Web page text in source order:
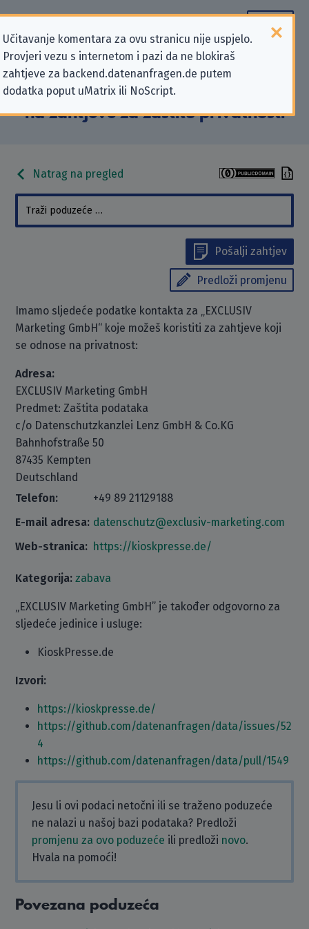
Učitavanje komentara za ovu stranicu nije uspjelo.
Provjeri vezu s internetom i pazi da ne blokiraš
zahtjeve za backend.datenanfragen.de putem
dodatka poput uMatrix ili NoScript.
Podaci kontakta „EXCLUSIV
Marketing GmbH” koji se odnose
na zahtjeve za zaštitu privatnosti
Natrag na pregled
Pošalji zahtjev
Predloži promjenu
Imamo sljedeće podatke kontakta za „EXCLUSIV
Marketing GmbH“ koje možeš koristiti za zahtjeve koji
se odnose na privatnost:
Adresa:
EXCLUSIV Marketing GmbH
Predmet: Zaštita podataka
c/o Datenschutzkanzlei Lenz GmbH & Co.KG
Bahnhofstraße 50
87435 Kempten
Deutschland
Telefon:
+49 89 21129188
E-mail adresa: datenschutz@exclusiv-marketing.com
Web-stranica: https://kioskpresse.de/
Kategorija: zabava
„EXCLUSIV Marketing GmbH” je također odgovorno za
sljedeće jedinice i usluge:
KioskPresse.de
Izvori:
https://kioskpresse.de/
https://github.com/datenanfragen/data/issues/52
4
https://github.com/datenanfragen/data/pull/1549
Jesu li ovi podaci netočni ili se traženo poduzeće
ne nalazi u našoj bazi podataka? Predloži
promjenu za ovo poduzeće ili predloži novo.
Hvala na pomoći!
Povezana poduzeća